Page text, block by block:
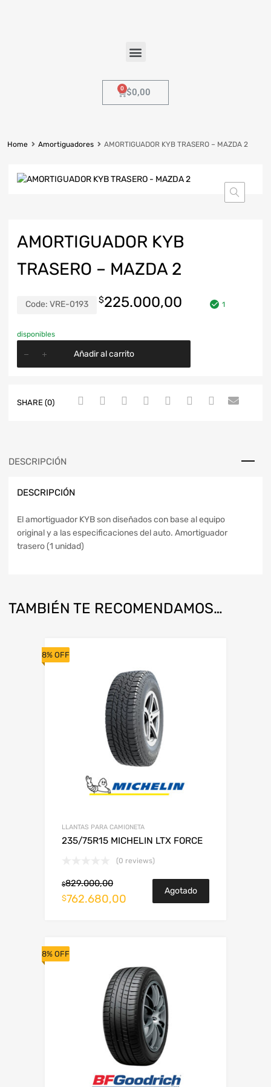
$0,00
Home Amortiguadores AMORTIGUADOR KYB TRASERO – MAZDA 2
AMORTIGUADOR KYB
TRASERO – MAZDA 2
Code: VRE-0193 $225.000,00 1
disponibles
Añadir al carrito
SHARE (0)
DESCRIPCIÓN
DESCRIPCIÓN
El amortiguador KYB son diseñados con base al equipo
original y a las especificaciones del auto. Amortiguador
trasero (1 unidad)
TAMBIÉN TE RECOMENDAMOS…
8% OFF
LLANTAS PARA CAMIONETA
235/75R15 MICHELIN LTX FORCE
(0 reviews)
$829.000,00
$762.680,00
Agotado
8% OFF